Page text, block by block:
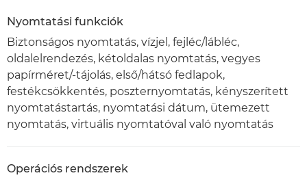
Nyomtatási funkciók
Biztonságos nyomtatás, vízjel, fejléc/lábléc,
oldalelrendezés, kétoldalas nyomtatás, vegyes
papírméret/-tájolás, első/hátsó fedlapok,
festékcsökkentés, poszternyomtatás, kényszerített
nyomtatástartás, nyomtatási dátum, ütemezett
nyomtatás, virtuális nyomtatóval való nyomtatás
Operációs rendszerek